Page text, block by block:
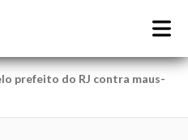
prefeito do RJ contra maus-